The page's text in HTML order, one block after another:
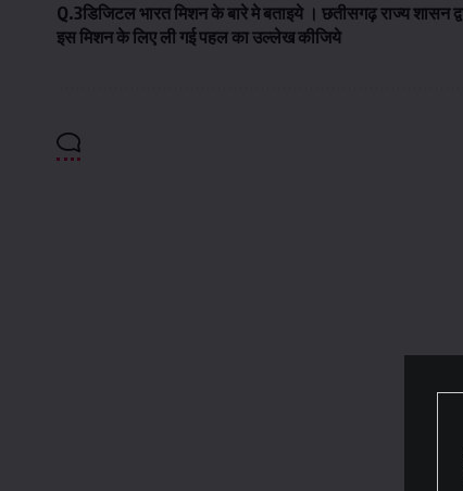
Q.3डिजिटल भारत मिशन के बारे मे बताइये । छतीसगढ़ राज्य शासन
इस मिशन के लिए ली गई पहल का उल्लेख कीजिये